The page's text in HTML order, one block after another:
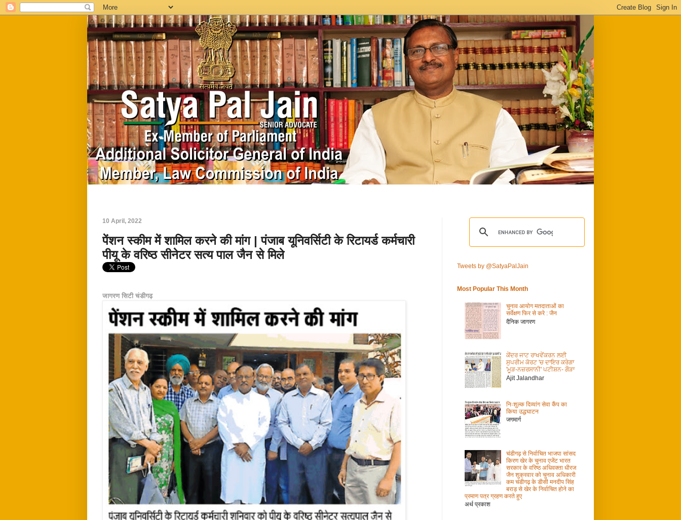
10 April, 2022
पेंशन स्कीम में शामिल करने की मांग | पंजाब यूनिवर्सिटी के रिटायर्ड कर्मचारी
पीयू के वरिष्ठ सीनेटर सत्य पाल जैन से मिले
जागरण सिटी चंडीगढ़
Tweets by @SatyaPalJain
Most Popular This Month
चुनाव आयोग मतदाताओं का
सर्वेक्षण फिर से करे : जैन
दैनिक जागरण
ਕੇਂਦਰ ਜਾਟ ਰਾਖਵੇਂਕਰਨ ਲਈ
ਸੁਪਰੀਮ ਕੋਰਟ 'ਚ ਦਾਇਰ ਕਰੇਗਾ
'ਮੂੜ-ਨਜ਼ਰਸਾਨੀ' ਪਟੀਸ਼ਨ- ਗੌੜਾ
Ajit Jalandhar
निःशुल्क दिव्यांग सेवा कैंप का
किया उद्धघाटन
जगमार्ग
चंडीगढ़ से निर्वाचित भाजपा सांसद
किरण खेर के चुनाव एजेंट भारत
सरकार के वरिष्ठ अधिवक्ता धीरज
जैन शुक्रवार को चुनाव अधिकारी
कम चंडीगढ़ के डीसी मनदीप सिंह
बराड़ से खेर के निर्वाचित होने का
प्रमाण पत्र ग्रहण करते हुए
अर्थ प्रकाश